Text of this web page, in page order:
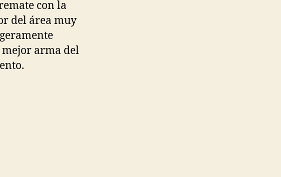
con la
del área muy
mejor arma del